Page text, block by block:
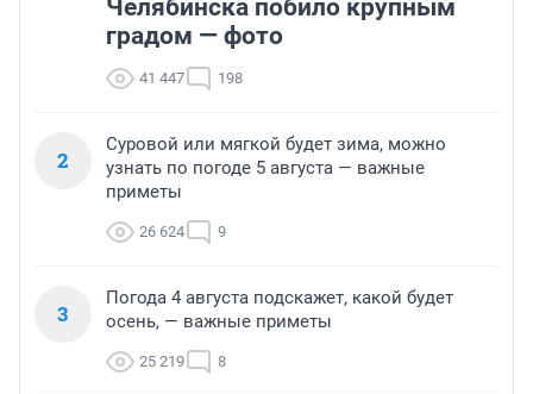
Челябинска побило крупным
градом — фото
41 447 198
2
Суровой или мягкой будет зима, можно
узнать по погоде 5 августа — важные
приметы
26 624 9
3
Погода 4 августа подскажет, какой будет
осень, — важные приметы
25 219 8